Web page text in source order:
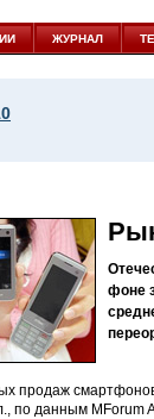
ЖУРНАЛ
фоне
продаж смартфонов
по данным MForum